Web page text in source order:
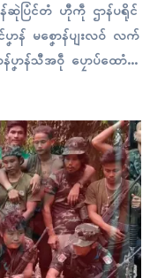
ဆုဲပြံၚ်တံ ဟီုကဵု ဌာန်ပရိုၚ်
ာန် မစၞောန်ပျးလဝ် လက်
ာန်သီအဝဵု ပၠောပ်ထောံလ